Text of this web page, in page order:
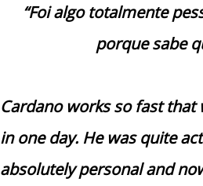
“Foi algo totalmente
porque sabe
Cardano works so fast that
in one day. He was quite
absolutely personal and